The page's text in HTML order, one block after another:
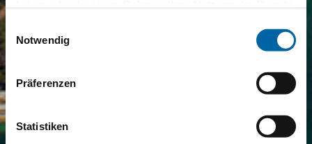
Notwendig
Präferenzen
Statistiken